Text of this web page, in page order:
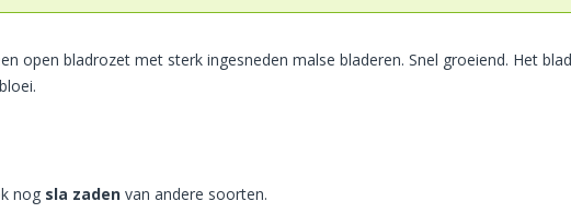
open bladrozet met sterk ingesneden malse bladeren. Snel groeiend. Het
nog sla zaden van andere soorten.